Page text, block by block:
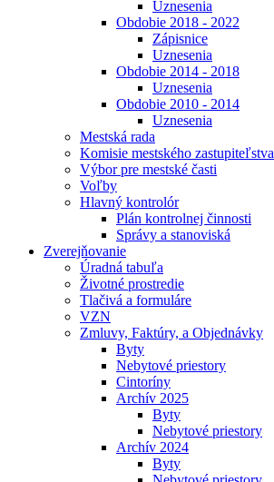
Uznesenia
Obdobie 2018 - 2022
Zápisnice
Uznesenia
Obdobie 2014 - 2018
Uznesenia
Obdobie 2010 - 2014
Uznesenia
Mestská rada
Komisie mestského zastupiteľstva
Výbor pre mestské časti
Voľby
Hlavný kontrolór
Plán kontrolnej činnosti
Správy a stanoviská
Zverejňovanie
Úradná tabuľa
Životné prostredie
Tlačivá a formuláre
VZN
Zmluvy, Faktúry, a Objednávky
Byty
Nebytové priestory
Cintoríny
Archív 2025
Byty
Nebytové priestory
Archív 2024
Byty